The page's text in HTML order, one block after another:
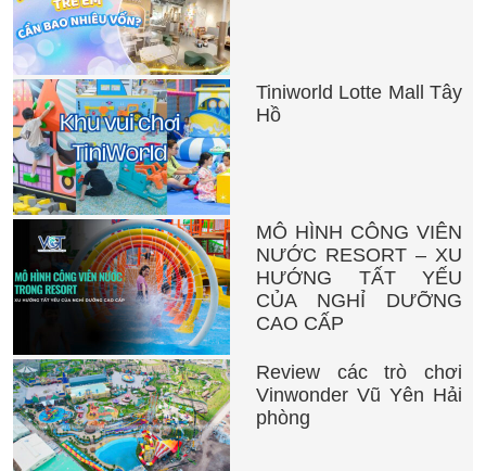
Tiniworld Lotte Mall Tây
Hồ
MÔ HÌNH CÔNG VIÊN
NƯỚC RESORT – XU
HƯỚNG TẤT YẾU
CỦA NGHỈ DƯỠNG
CAO CẤP
Review các trò chơi
Vinwonder Vũ Yên Hải
phòng